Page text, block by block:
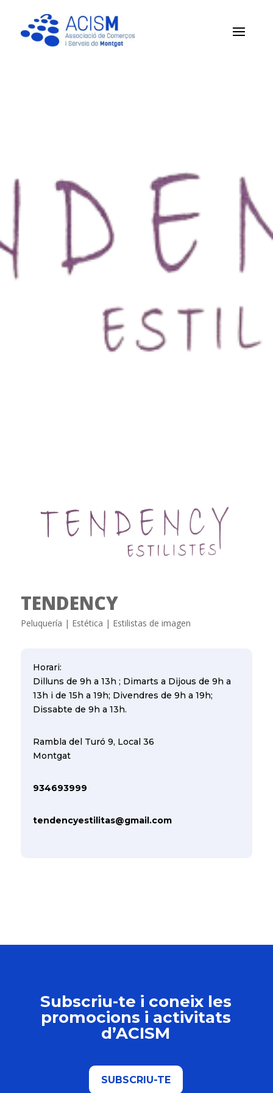
TENDENCY
Peluquería | Estética | Estilistas de imagen
Horari:
Dilluns de 9h a 13h ; Dimarts a Dijous de 9h a
13h i de 15h a 19h; Divendres de 9h a 19h;
Dissabte de 9h a 13h.
Rambla del Turó 9, Local 36
Montgat
934693999
tendencyestilitas@gmail.com
Subscriu-te i coneix les
promocions i activitats
d’ACISM
SUBSCRIU-TE